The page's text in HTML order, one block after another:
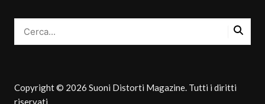
Copyright © 2026 Suoni Distorti Magazine. Tutti i diritti
riservati.